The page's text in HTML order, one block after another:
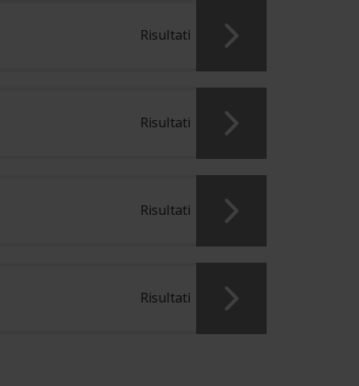
Risultati
Risultati
Risultati
Risultati